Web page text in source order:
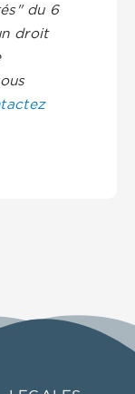
du 6
droit